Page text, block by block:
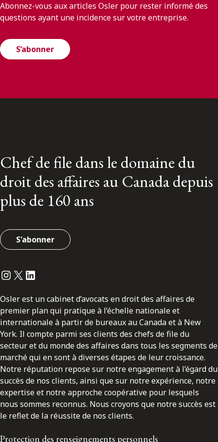
Abonnez-vous aux articles Osler pour rester informé des
questions ayant une incidence sur votre entreprise.
S’abonner
Chef de file dans le domaine du
droit des affaires au Canada depuis
plus de 160 ans
S'abonner
Instagram
Twitter
LinkedIn
Osler est un cabinet d’avocats en droit des affaires de
premier plan qui pratique à l’échelle nationale et
internationale à partir de bureaux au Canada et à New
York. Il compte parmi ses clients des chefs de file du
secteur et du monde des affaires dans tous les segments de
marché qui en sont à diverses étapes de leur croissance.
Notre réputation repose sur notre engagement à l’égard du
succès de nos clients, ainsi que sur notre expérience, notre
expertise et notre approche coopérative pour lesquels
nous sommes reconnus. Nous croyons que notre succès est
le reflet de la réussite de nos clients.
Protection des renseignements personnels